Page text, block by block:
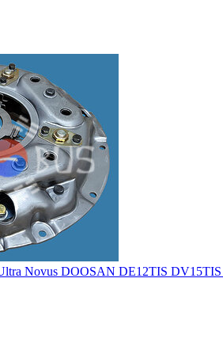
Novus DOOSAN DE12TIS